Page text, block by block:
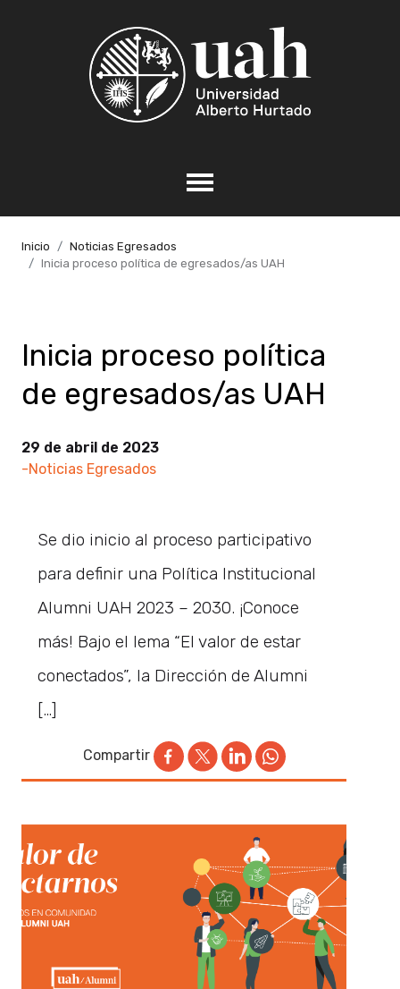
Inicio
Noticias Egresados
Inicia proceso política de egresados/as UAH
Inicia proceso política
de egresados/as UAH
29 de abril de 2023
-Noticias Egresados
Se dio inicio al proceso participativo
para definir una Política Institucional
Alumni UAH 2023 – 2030. ¡Conoce
más! Bajo el lema “El valor de estar
conectados”, la Dirección de Alumni
[…]
Compartir